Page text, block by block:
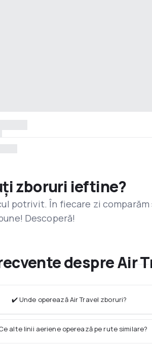
zboruri ieftine?
potrivit. În fiecare zi
Descoperă!
despre Air
✔️ Unde operează Air Travel zboruri?
alte linii aeriene operează pe rute similare?